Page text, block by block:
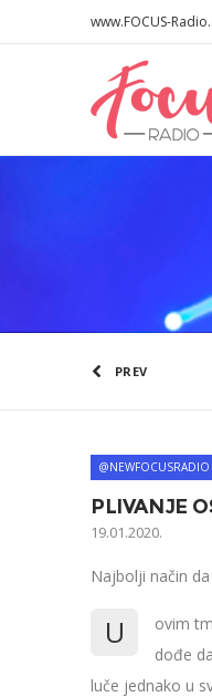
www.FOCUS-
PREV
@NEWFOCUSRADIO
PLIVANJE
19.01.2020.
Najbolji način
U
ovim
dođe
luče jednako u